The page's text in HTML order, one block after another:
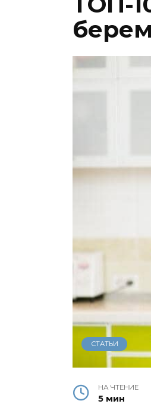
СТАТЬИ
НА ЧТЕНИЕ
5 мин